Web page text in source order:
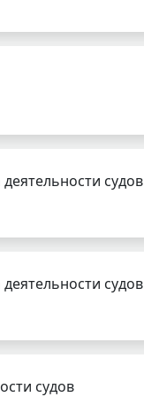
судов
судов
судов